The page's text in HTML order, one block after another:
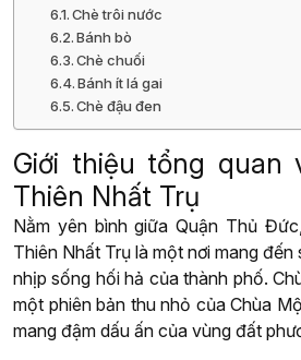
Chè trôi nước
Bánh bò
Chè chuối
Bánh ít lá gai
Chè đậu đen
Giới thiệu tổng quan
Thiên Nhất Trụ
Nằm yên bình giữa Quận Thủ
Thiên Nhất Trụ là một nơi mang
nhịp sống hối hả của thành phố.
một phiên bản thu nhỏ của Chùa
mang đậm dấu ấn của vùng đất